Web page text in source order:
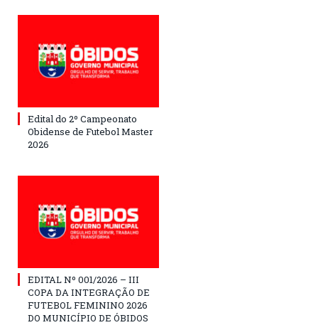
Edital do 2º Campeonato
Obidense de Futebol Master
2026
EDITAL Nº 001/2026 – III
COPA DA INTEGRAÇÃO DE
FUTEBOL FEMININO 2026
DO MUNICÍPIO DE ÓBIDOS